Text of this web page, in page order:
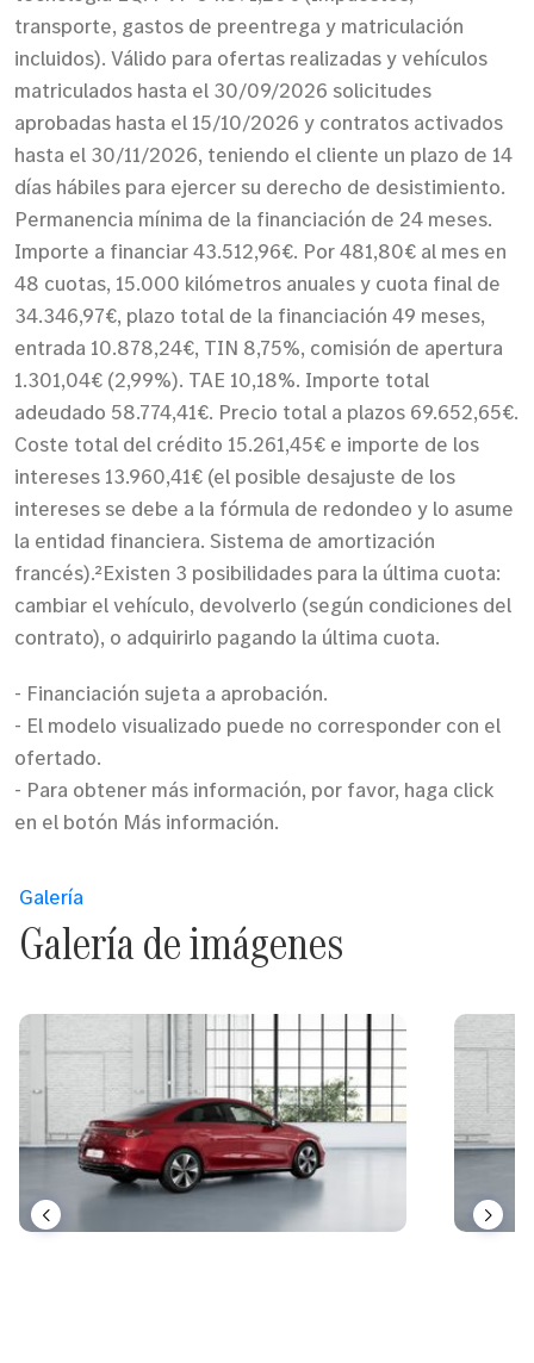
transporte, gastos de preentrega y matriculación
incluidos). Válido para ofertas realizadas y vehículos
matriculados hasta el 30/09/2026 solicitudes
aprobadas hasta el 15/10/2026 y contratos activados
hasta el 30/11/2026, teniendo el cliente un plazo de 14
días hábiles para ejercer su derecho de desistimiento.
Permanencia mínima de la financiación de 24 meses.
Importe a financiar 43.512,96€. Por 481,80€ al mes en
48 cuotas, 15.000 kilómetros anuales y cuota final de
34.346,97€, plazo total de la financiación 49 meses,
entrada 10.878,24€, TIN 8,75%, comisión de apertura
1.301,04€ (2,99%). TAE 10,18%. Importe total
adeudado 58.774,41€. Precio total a plazos 69.652,65€.
Coste total del crédito 15.261,45€ e importe de los
intereses 13.960,41€ (el posible desajuste de los
intereses se debe a la fórmula de redondeo y lo asume
la entidad financiera. Sistema de amortización
francés).²Existen 3 posibilidades para la última cuota:
cambiar el vehículo, devolverlo (según condiciones del
contrato), o adquirirlo pagando la última cuota.
- Financiación sujeta a aprobación.
- El modelo visualizado puede no corresponder con el
ofertado.
- Para obtener más información, por favor, haga click
en el botón Más información.
Galería
Galería de imágenes